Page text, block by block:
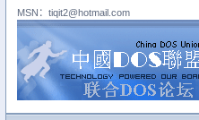
MSN：tiqit2@hotmail.com